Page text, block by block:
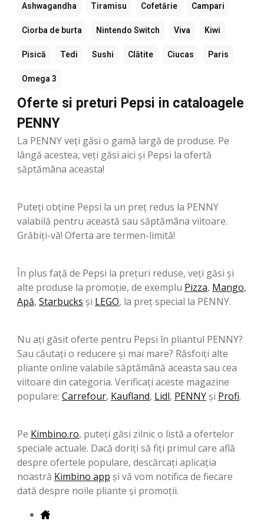
Ashwagandha Tiramisu Cofetărie Campari
Ciorba de burta Nintendo Switch Viva Kiwi
Pisică Tedi Sushi Clătite Ciucas Paris
Omega 3
Oferte si preturi Pepsi in cataloagele
PENNY
La PENNY veți găsi o gamă largă de produse. Pe
lângă acestea, veți găsi aici și Pepsi la ofertă
săptămâna aceasta!
Puteți obține Pepsi la un preț redus la PENNY
valabilă pentru această sau săptămâna viitoare.
Grăbiți-vă! Oferta are termen-limită!
În plus față de Pepsi la prețuri reduse, veți găsi și
alte produse la promoție, de exemplu Pizza, Mango,
Apă, Starbucks şi LEGO, la preț special la PENNY.
Nu ați găsit oferte pentru Pepsi în pliantul PENNY?
Sau căutați o reducere și mai mare? Răsfoiți alte
pliante online valabile săptămână aceasta sau cea
viitoare din categoria. Verificați aceste magazine
populare: Carrefour, Kaufland, Lidl, PENNY şi Profi.
Pe Kimbino.ro, puteți găsi zilnic o listă a ofertelor
speciale actuale. Dacă doriți să fiți primul care află
despre ofertele populare, descărcați aplicația
noastră Kimbino app și vă vom notifica de fiecare
dată despre noile pliante și promoții.